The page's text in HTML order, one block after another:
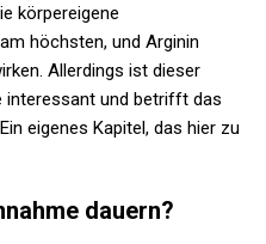
körpereigene
höchsten, und Arginin
Allerdings ist dieser
interessant und betrifft das
eigenes Kapitel, das hier zu
dauern?